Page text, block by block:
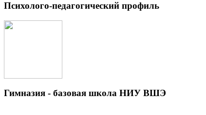
Психолого-педагогический профиль
Гимназия - базовая школа НИУ ВШЭ